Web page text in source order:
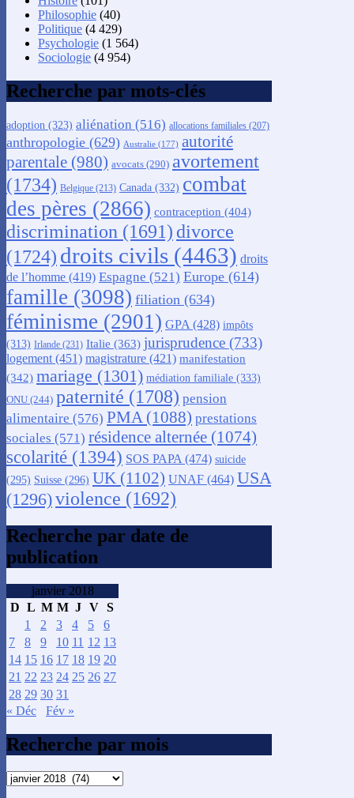
Philosophie (40)
Politique (4 429)
Psychologie (1 564)
Sociologie (4 954)
Recherche par mots-clés
adoption (323) aliénation (516) allocations familiales (207)
anthropologie (629) Australie (177) autorité
parentale (980) avocats (290) avortement
(1734) Belgique (213) Canada (332) combat
des pères (2866) contraception (404)
discrimination (1691) divorce
(1724) droits civils (4463) droits
de l’homme (419) Espagne (521) Europe (614)
famille (3098) filiation (634)
féminisme (2901) GPA(428) impôts
(313) Irlande (231) Italie (363) jurisprudence (733)
logement(451) magistrature (421) manifestation
(342) mariage (1301) médiation familiale (333)
ONU (244) paternité (1708) pension
alimentaire (576) PMA(1088) prestations
sociales (571) résidence alternée (1074)
scolarité (1394) SOS PAPA(474) suicide
(295) Suisse (296) UK (1102) UNAF (464) USA
(1296)violence (1692)
Recherche par date de
publication
janvier 2018
D L M M J V S
1
2 3 4 5
6
7
8 9 10 11 12 13
14 15 16 17 18 19 20
21 22 23 24 25 26 27
28 29 30 31
« Déc
Fév »
Recherche par mois
Recherche